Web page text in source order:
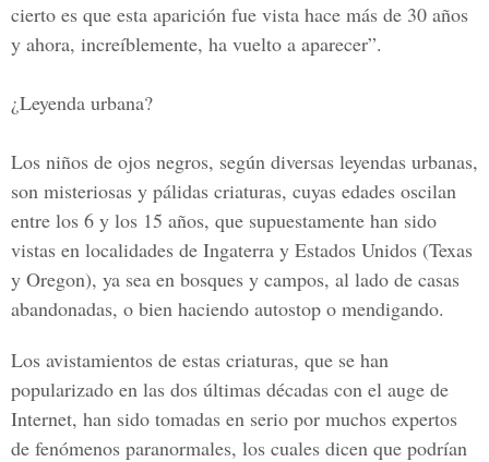
cierto es que esta aparición fue vista hace más de 30 años
y ahora, increíblemente, ha vuelto a aparecer”.
¿Leyenda urbana?
Los niños de ojos negros, según diversas leyendas urbanas,
son misteriosas y pálidas criaturas, cuyas edades oscilan
entre los 6 y los 15 años, que supuestamente han sido
vistas en localidades de Ingaterra y Estados Unidos (Texas
y Oregon), ya sea en bosques y campos, al lado de casas
abandonadas, o bien haciendo autostop o mendigando.
Los avistamientos de estas criaturas, que se han
popularizado en las dos últimas décadas con el auge de
Internet, han sido tomadas en serio por muchos expertos
de fenómenos paranormales, los cuales dicen que podrían